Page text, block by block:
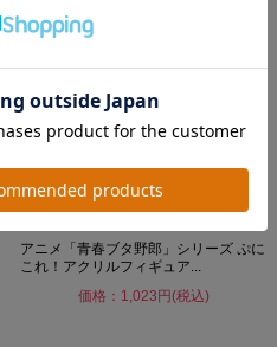
アニメ「青春ブタ野郎」シリーズ ぷに
これ！アクリルフィギュア...
価格：1,023円(税込)